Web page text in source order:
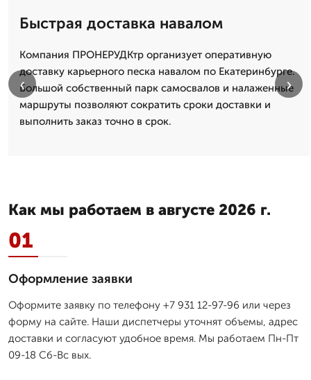
Быстрая доставка навалом
Компания ПРОНЕРУДКтр организует оперативную
доставку карьерного песка навалом по Екатеринбурге.
Большой собственный парк самосвалов и налаженные
маршруты позволяют сократить сроки доставки и
выполнить заказ точно в срок.
‹ ›
Как мы работаем в августе 2026 г.
01
Оформление заявки
Оформите заявку по телефону +7 931 12-97-96 или через
форму на сайте. Наши диспетчеры уточнят объемы, адрес
доставки и согласуют удобное время. Мы работаем Пн-Пт
09-18 Сб-Вс вых.